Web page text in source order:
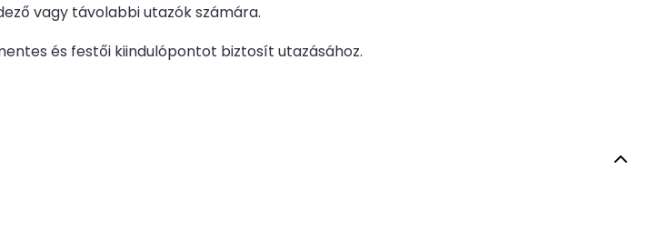
vagy távolabbi utazók számára.
és festői kiindulópontot biztosít utazásához.